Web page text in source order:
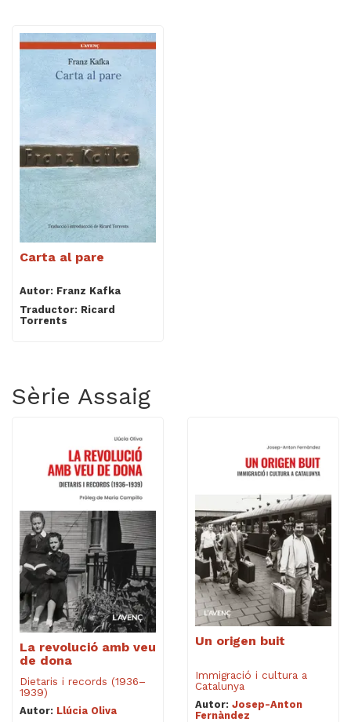
Carta al pare
Autor: Franz Kafka
Traductor: Ricard
Torrents
Sèrie Assaig
La revolució amb veu
de dona
Dietaris i records (1936–
1939)
Autor: Llúcia Oliva
Un origen buit
Immigració i cultura a
Catalunya
Autor: Josep-Anton
Fernàndez